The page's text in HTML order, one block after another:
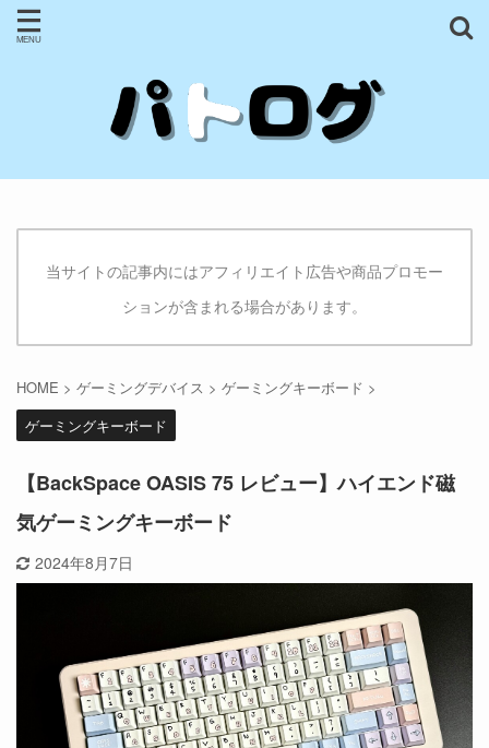
当サイトの記事内にはアフィリエイト広告や商品プロモー
ションが含まれる場合があります。
HOME > ゲーミングデバイス > ゲーミングキーボード >
ゲーミングキーボード
【BackSpace OASIS 75 レビュー】ハイエンド磁
気ゲーミングキーボード
2024年8月7日